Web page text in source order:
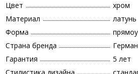
Цвет
хром
Материал
латунь
Форма
Страна бренда
Гарантия
5 лет